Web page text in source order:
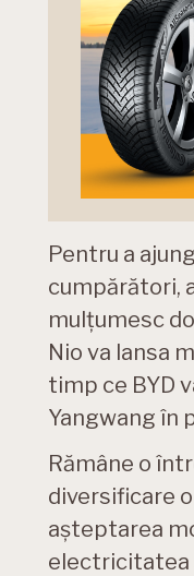
Pentru a
cumpărători,
mulțumesc
Nio va lansa
timp ce BYD
Yangwang în
Rămâne o
diversificare
așteptarea
electricitatea